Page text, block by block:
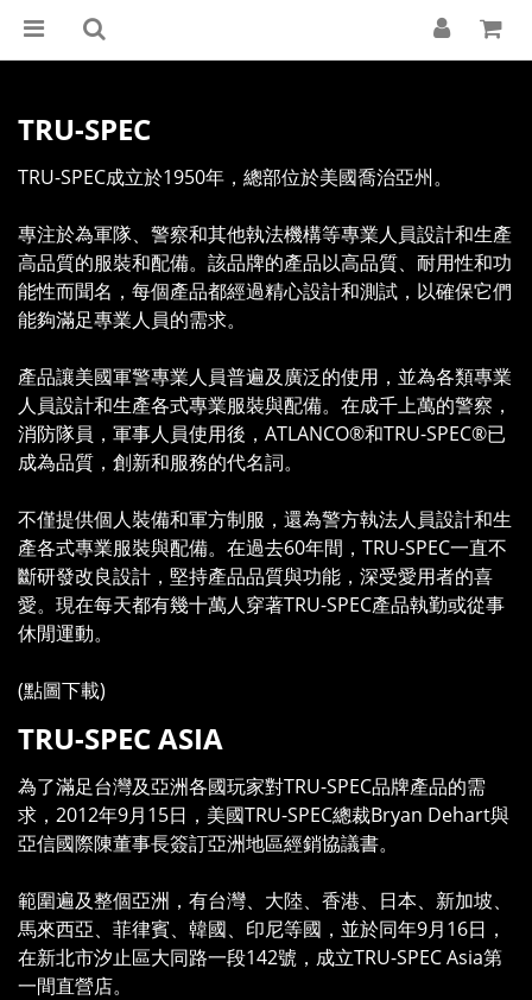
TRU-SPEC
TRU-SPEC成立於1950年，總部位於美國喬治亞州。
專注於為軍隊、警察和其他執法機構等專業人員設計和生產
高品質的服裝和配備。該品牌的產品以高品質、耐用性和功
能性而聞名，每個產品都經過精心設計和測試，以確保它們
能夠滿足專業人員的需求。
產品讓美國軍警專業人員普遍及廣泛的使用，並為各類專業
人員設計和生產各式專業服裝與配備。在成千上萬的警察，
消防隊員，軍事人員使用後，ATLANCO®和TRU-SPEC®已
成為品質，創新和服務的代名詞。
不僅提供個人裝備和軍方制服，還為警方執法人員設計和生
產各式專業服裝與配備。在過去60年間，TRU-SPEC一直不
斷研發改良設計，堅持產品品質與功能，深受愛用者的喜
愛。現在每天都有幾十萬人穿著TRU-SPEC產品執勤或從事
休閒運動。
(點圖下載)
TRU-SPEC ASIA
為了滿足台灣及亞洲各國玩家對TRU-SPEC品牌產品的需
求，2012年9月15日，美國TRU-SPEC總裁Bryan Dehart與
亞信國際陳董事長簽訂亞洲地區經銷協議書。
範圍遍及整個亞洲，有台灣、大陸、香港、日本、新加坡、
馬來西亞、菲律賓、韓國、印尼等國，並於同年9月16日，
在新北市汐止區大同路一段142號，成立TRU-SPEC Asia第
一間直營店。